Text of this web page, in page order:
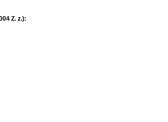
Z. z.):